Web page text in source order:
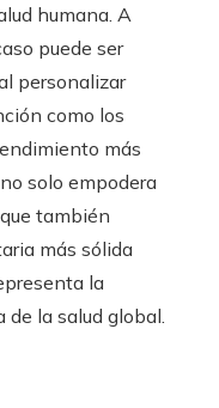
humana. A
puede ser
personalizar
como los
más
solo empodera
también
más sólida
la
la salud global.